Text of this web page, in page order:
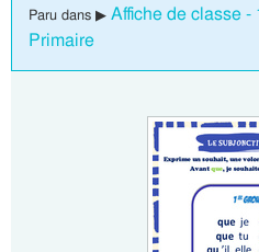
Paru dans ▶ Affiche de classe -
Primaire